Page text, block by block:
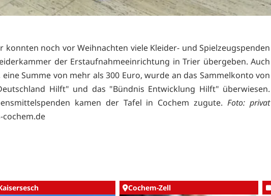
konnten noch vor Weihnachten viele Kleider- und Spielzeugspenden
der Erstaufnahmeeinrichtung in Trier übergeben. Auch
eine Summe von mehr als 300 Euro, wurde an das Sammelkonto von
Hilft" und das "Bündnis Entwicklung Hilft" überwiesen.
kamen der Tafel in Cochem zugute.Foto: privat
cochem.de
Cochem-Zell